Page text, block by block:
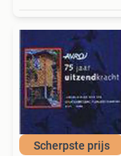
Scherpste prijs